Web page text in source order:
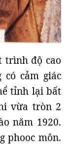
trình độ cao
cảm giác
tỉnh lại bất
vừa tròn 2
năm 1920.
phooc môn.